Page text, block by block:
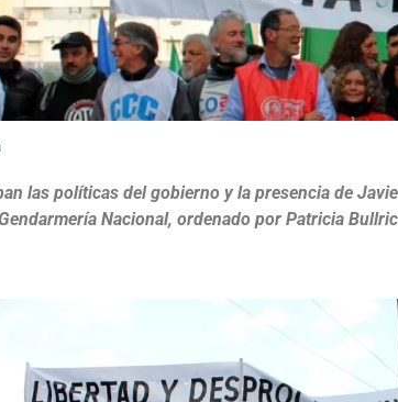
las políticas del gobierno y la presencia de
Nacional, ordenado por Patricia